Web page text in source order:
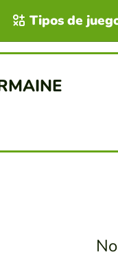
Tipos de